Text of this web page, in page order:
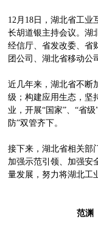
12月18日，湖北省工业
长胡道银主持会议。湖
经信厅、省发改委、省
团公司、湖北省移动公
近几年来，湖北省不断
级；构建应用生态，坚
业，开展“国家”、“省
防”双管齐下。
接下来，湖北省相关部
加强示范引领、加强安
量发展，努力将湖北工
范渊